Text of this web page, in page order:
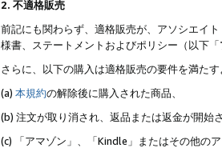
2. 不適格販売
前記にも関わらず、適格販売が、アソシエイ
様書、ステートメントおよびポリシー（以下「
さらに、以下の購入は適格販売の要件を満た
(a) 本規約の解除後に購入された商品、
(b) 注文が取り消され、返品または返金が開始
(c) 「アマゾン」、「Kindle」またはその他の